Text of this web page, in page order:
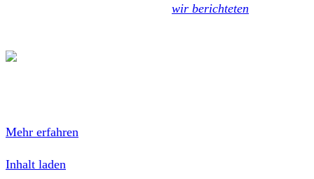
wir berichteten
Mehr erfahren
Inhalt laden